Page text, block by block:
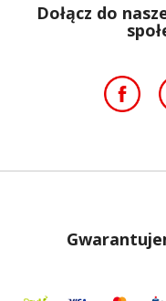
Dołącz do